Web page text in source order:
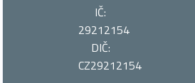
IČ:
29212154
DIČ:
CZ29212154